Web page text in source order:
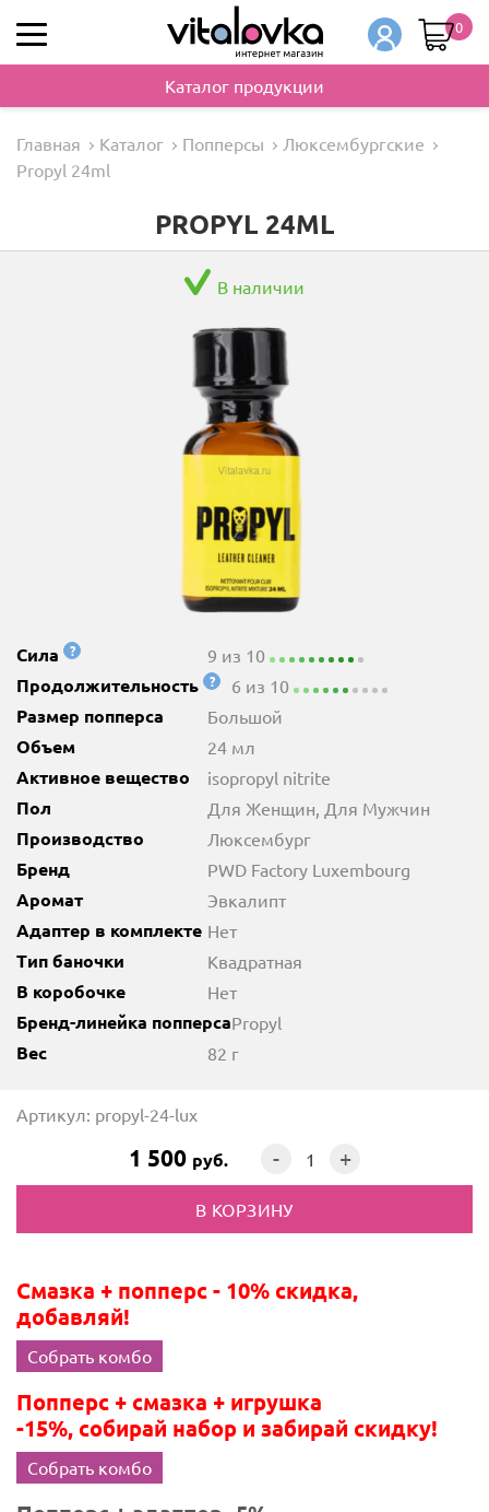
0
Каталог продукции
Главная Каталог Попперсы
Люксембургские
Propyl 24ml
PROPYL 24ML
В наличии
Сила ? 9 из 10
Продолжительность ? 6 из 10
Размер попперса Большой
Объем 24 мл
Активное вещество isopropyl nitrite
Пол Для Женщин, Для Мужчин
Производство Люксембург
Бренд PWD Factory Luxembourg
Аромат Эвкалипт
Адаптер в комплекте Нет
Тип баночки Квадратная
В коробочке Нет
Бренд-линейка попперсаPropyl
Вес 82 г
Артикул: propyl-24-lux
1 500 руб. - +
Смазка + попперс - 10% скидка,
добавляй!
Собрать комбо
Попперс + смазка + игрушка
-15%, собирай набор и забирай скидку!
Собрать комбо